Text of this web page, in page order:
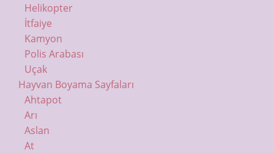
Helikopter
İtfaiye
Kamyon
Polis Arabası
Uçak
Hayvan Boyama Sayfaları
Ahtapot
Arı
Aslan
At